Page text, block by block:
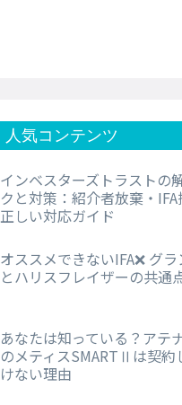
人気コンテンツ
インベスターズトラストの
クと対策：紹介者放棄・
正しい対応ガイド
オススメできないIFA❌ グ
とハリスフレイザーの共通
あなたは知っている？アテ
のメティスSMARTⅡは契約
けない理由